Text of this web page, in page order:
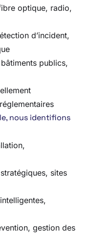
optique, radio,
d’incident,
publics,
nous identifions
sites
gestion des